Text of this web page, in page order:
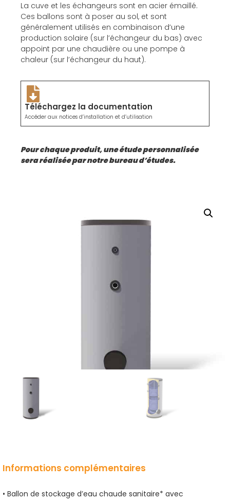
La cuve et les échangeurs sont en acier émaillé.
Ces ballons sont à poser au sol, et sont
généralement utilisés en combinaison d’une
production solaire (sur l’échangeur du bas) avec
appoint par une chaudière ou une pompe à
chaleur (sur l’échangeur du haut).
Téléchargez la documentation
Accéder aux notices d’installation et d’utilisation
Pour chaque produit, une étude personnalisée
sera réalisée par notre bureau d’études.
Informations complémentaires
• Ballon de stockage d’eau chaude sanitaire* avec